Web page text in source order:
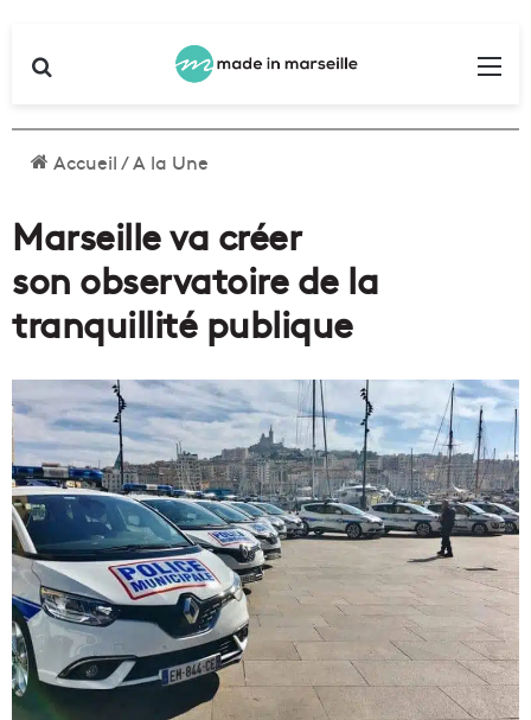
Accueil/A la Une
Marseille va créer
son observatoire de la
tranquillité publique